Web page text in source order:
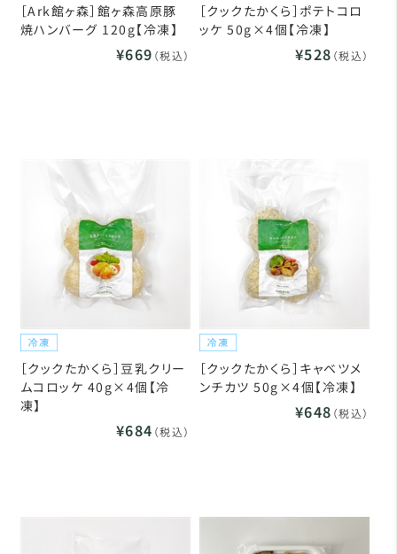
［Ark館ヶ森］館ヶ森高原豚
焼ハンバーグ 120g【冷凍】
¥669 （税込）
［クックたかくら］ポテトコロ
ッケ 50g×4個【冷凍】
¥528 （税込）
［クックたかくら］豆乳クリー
ムコロッケ 40g×4個【冷
凍】
¥684 （税込）
［クックたかくら］キャベツメ
ンチカツ 50g×4個【冷凍】
¥648 （税込）